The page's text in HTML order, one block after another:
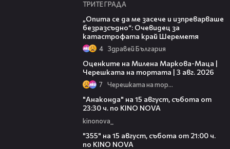
ТРИТЕ ГРАДА
„Опита се да ме засече и изпреварваше
безразсъдно“: Очевидец за
катастрофата край Шереметя
4 Здравей България
Оценките на Милена Маркова-Маца |
Черешката на тортата | 3 авг. 2026
7 Черешката на тортата
"Анаконда" на 15 август, събота от
23:30 ч. по KINO NOVA
kinonova_
"355" на 15 август, събота от 21:00 ч.
по KINO NOVA